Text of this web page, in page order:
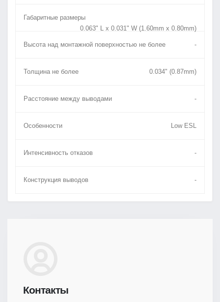
Габаритные размеры
0.063" L x 0.031" W (1.60mm x 0.80mm)
Высота над монтажной поверхностью не более -
Толщина не более 0.034" (0.87mm)
Расстояние между выводами -
Особенности Low ESL
Интенсивность отказов -
Конструкция выводов -
Контакты